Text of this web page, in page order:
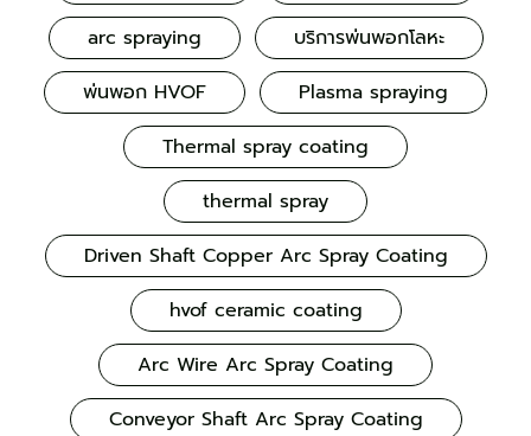
arc spraying
บริการพ่นพอกโลหะ
พ่นพอก HVOF
Plasma spraying
Thermal spray coating
thermal spray
Driven Shaft Copper Arc Spray Coating
hvof ceramic coating
Arc Wire Arc Spray Coating
Conveyor Shaft Arc Spray Coating